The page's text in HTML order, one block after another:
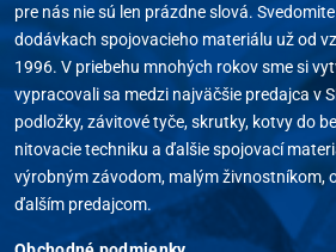
pre nás nie sú len prázdne slová.
dodávkach spojovacieho materiálu už od
1996. V priebehu mnohých rokov sme si
vypracovali sa medzi najväčšie predajca v
podložky, závitové tyče, skrutky, kotvy do
nitovacie techniku a ďalšie spojovací
výrobným závodom, malým živnostníkom,
ďalším predajcom.